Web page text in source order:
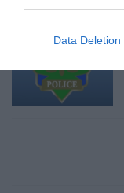
Data Deletion